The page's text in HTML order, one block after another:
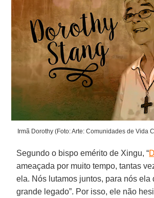
Irmã Dorothy (Foto: Arte: Comunidades de Vida
Segundo o bispo emérito de Xingu, “
ameaçada por muito tempo, tantas
ela. Nós lutamos juntos, para nós ela
grande legado”. Por isso, ele não